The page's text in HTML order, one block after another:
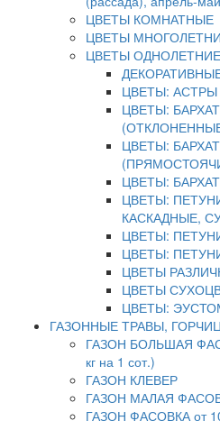
ЦВЕТЫ КОМНАТНЫЕ
ЦВЕТЫ
ЦВЕТЫ ОДНОЛЕТНИЕ
ЦВЕТЫ: АСТРЫ
ЦВЕТЫ:
ЦВЕТЫ:
ЦВЕТЫ:
ЦВЕТЫ:
КАСКАДНЫЕ,
ЦВЕТЫ:
ЦВЕТЫ:
ЦВЕТЫ
ЦВЕТЫ
ЦВЕТЫ:
ГАЗОННЫЕ ТРАВЫ,
ГАЗОН БОЛЬШАЯ
кг на 1 сот.)
ГАЗОН КЛЕВЕР
ГАЗОН МАЛАЯ
ГАЗОН ФАСОВКА от